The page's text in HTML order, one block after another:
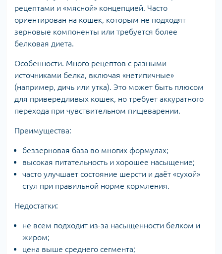
рецептами и «мясной» концепцией. Часто
ориентирован на кошек, которым не подходят
зерновые компоненты или требуется более
белковая диета.
Особенности. Много рецептов с разными
источниками белка, включая «нетипичные»
(например, дичь или утка). Это может быть плюсом
для привередливых кошек, но требует аккуратного
перехода при чувствительном пищеварении.
Преимущества:
беззерновая база во многих формулах;
высокая питательность и хорошее насыщение;
часто улучшает состояние шерсти и даёт «сухой»
стул при правильной норме кормления.
Недостатки:
не всем подходит из-за насыщенности белком и
жиром;
цена выше среднего сегмента;